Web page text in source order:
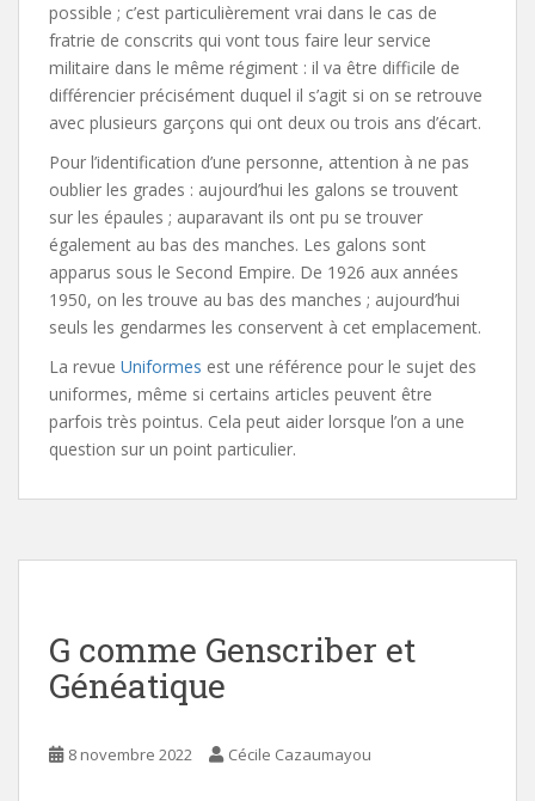
possible ; c’est particulièrement vrai dans le cas de
fratrie de conscrits qui vont tous faire leur service
militaire dans le même régiment : il va être difficile de
différencier précisément duquel il s’agit si on se retrouve
avec plusieurs garçons qui ont deux ou trois ans d’écart.
Pour l’identification d’une personne, attention à ne pas
oublier les grades : aujourd’hui les galons se trouvent
sur les épaules ; auparavant ils ont pu se trouver
également au bas des manches. Les galons sont
apparus sous le Second Empire. De 1926 aux années
1950, on les trouve au bas des manches ; aujourd’hui
seuls les gendarmes les conservent à cet emplacement.
La revue Uniformes est une référence pour le sujet des
uniformes, même si certains articles peuvent être
parfois très pointus. Cela peut aider lorsque l’on a une
question sur un point particulier.
G comme Genscriber et
Généatique
8 novembre 2022 Cécile Cazaumayou